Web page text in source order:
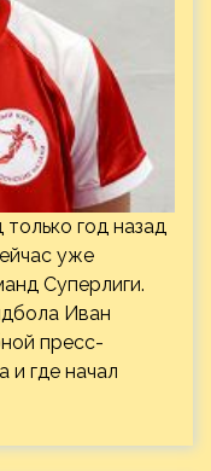
год назад
уже
Суперлиги.
Иван
пресс-
и где начал